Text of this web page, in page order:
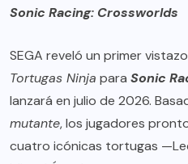
Sonic Racing: Crossworlds
SEGA reveló un primer
Tortugas Ninja para Sonic
lanzará en julio de 2026.
mutante, los jugadores
cuatro icónicas tortugas